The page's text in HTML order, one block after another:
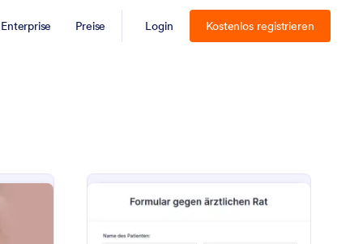
Enterprise Preise Login Kostenlos registrieren